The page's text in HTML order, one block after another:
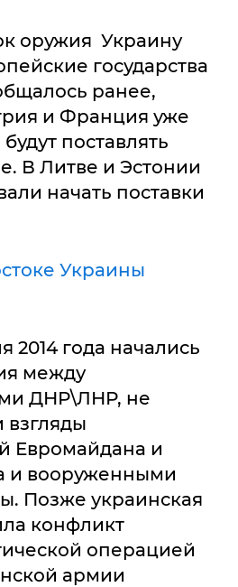
оружия Украину
государства
ранее,
и Франция уже
поставлять
В Литве и Эстонии
начать поставки
Украины
2014 года начались
между
ДНР\ЛНР, не
Евромайдана и
и вооруженными
Позже украинская
конфликт
операцией
армии